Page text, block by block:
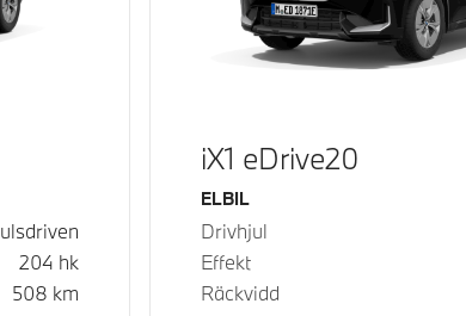
204 hk
508 km
iX1 eDrive20
Bränsle
ELBIL
Drivhjul
Effekt
Räckvidd